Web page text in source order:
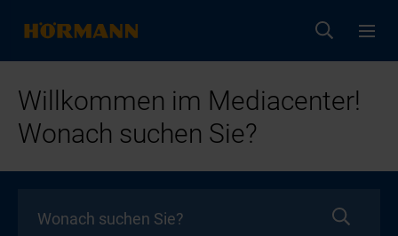
Willkommen im Mediacenter!
Wonach suchen Sie?